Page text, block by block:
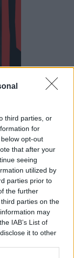
third parties, or
for
opt-out
that after your
seeing
utilized by
parties prior to
the further
parties on the
may
IAB’s List of
it to other
στις
είναι
της